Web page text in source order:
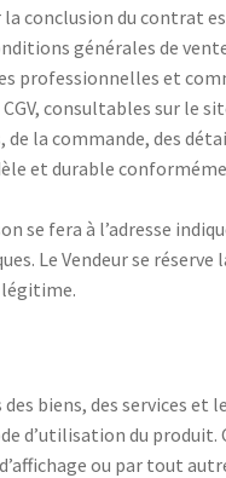
conclusion du contrat
générales de
professionnelles et
consultables sur le
de la commande, des
et durable
se fera à l’adresse
Le Vendeur se
biens, des services
d’utilisation du
ou par tout